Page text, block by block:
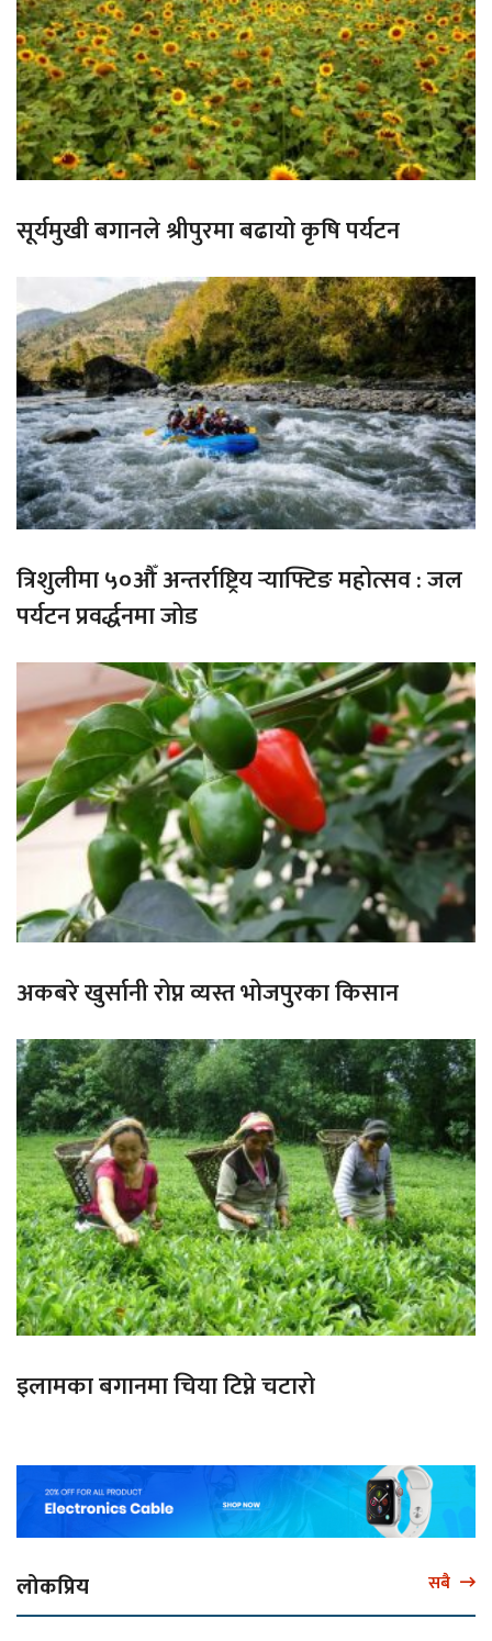
सूर्यमुखी बगानले श्रीपुरमा बढायो कृषि पर्यटन
त्रिशुलीमा ५०औँ अन्तर्राष्ट्रिय र्‍याफ्टिङ महोत्सव : जल
पर्यटन प्रवर्द्धनमा जोड
अकबरे खुर्सानी रोप्न व्यस्त भोजपुरका किसान
इलामका बगानमा चिया टिप्ने चटारो
लोकप्रिय सबै